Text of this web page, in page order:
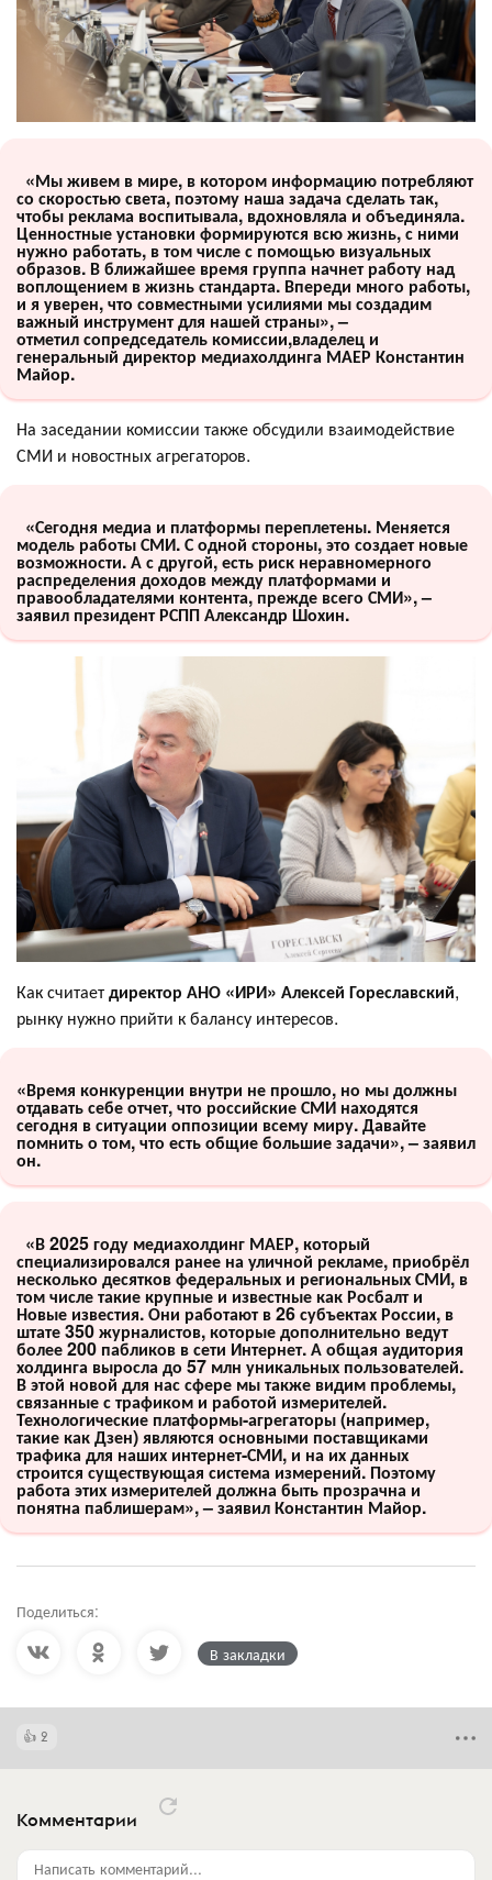
«Мы живем в мире, в котором информацию потребляют
со скоростью света, поэтому наша задача сделать так,
чтобы реклама воспитывала, вдохновляла и объединяла.
Ценностные установки формируются всю жизнь, с ними
нужно работать, в том числе с помощью визуальных
образов. В ближайшее время группа начнет работу над
воплощением в жизнь стандарта. Впереди много работы,
и я уверен, что совместными усилиями мы создадим
важный инструмент для нашей страны», –
отметил сопредседатель комиссии,владелец и
генеральный директор медиахолдинга МАЕР Константин
Майор.
На заседании комиссии также обсудили взаимодействие
СМИ и новостных агрегаторов.
«Сегодня медиа и платформы переплетены. Меняется
модель работы СМИ. С одной стороны, это создает новые
возможности. А с другой, есть риск неравномерного
распределения доходов между платформами и
правообладателями контента, прежде всего СМИ», –
заявил президент РСПП Александр Шохин.
Как считаетдиректор АНО «ИРИ» Алексей Гореславский,
рынку нужно прийти к балансу интересов.
«Время конкуренции внутри не прошло, но мы должны
отдавать себе отчет, что российские СМИ находятся
сегодня в ситуации оппозиции всему миру. Давайте
помнить о том, что есть общие большие задачи», – заявил
он.
«В 2025 году медиахолдинг МАЕР, который
специализировался ранее на уличной рекламе, приобрёл
несколько десятков федеральных и региональных СМИ, в
том числе такие крупные и известные как Росбалт и
Новые известия. Они работают в 26 субъектах России, в
штате 350 журналистов, которые дополнительно ведут
более 200 пабликов в сети Интернет. А общая аудитория
холдинга выросла до 57 млн уникальных пользователей.
В этой новой для нас сфере мы также видим проблемы,
связанные с трафиком и работой измерителей.
Технологические платформы-агрегаторы (например,
такие как Дзен) являются основными поставщиками
трафика для наших интернет-СМИ, и на их данных
строится существующая система измерений. Поэтому
работа этих измерителей должна быть прозрачна и
понятна паблишерам», – заявил Константин Майор.
Поделиться:
В закладки
2
Комментарии
Написать комментарий...